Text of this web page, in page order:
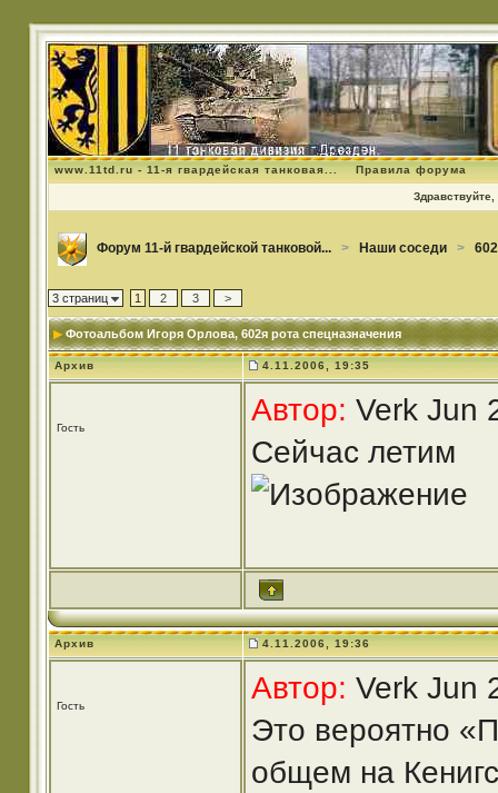
www.11td.ru - 11-я гвардейская танковая... Правила форума
Здравствуйте,
Форум 11-й гвардейской танковой... > Наши соседи >
3 страниц 1 2 3 >
Фотоальбом Игоря Орлова, 602я рота спецназначения
Архив 4.11.2006, 19:35
Гость
Автор: Verk Jun
Сейчас летим
Архив 4.11.2006, 19:36
Гость
Автор: Verk Jun
Это вероятно
общем на